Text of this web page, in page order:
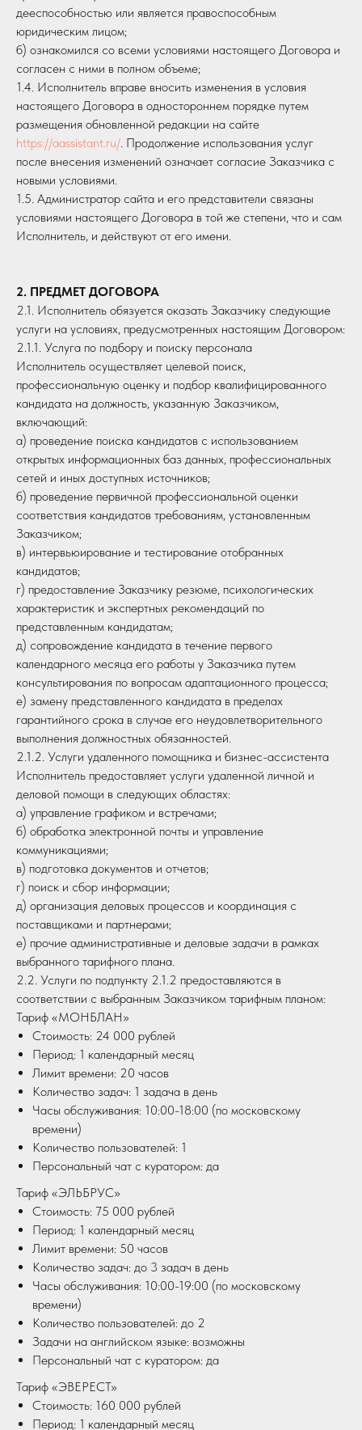
дееспособностью или является правоспособным
юридическим лицом;
б) ознакомился со всеми условиями настоящего Договора и
согласен с ними в полном объеме;
1.4. Исполнитель вправе вносить изменения в условия
настоящего Договора в одностороннем порядке путем
размещения обновленной редакции на сайте
https://aassistant.ru/. Продолжение использования услуг
после внесения изменений означает согласие Заказчика с
новыми условиями.
1.5. Администратор сайта и его представители связаны
условиями настоящего Договора в той же степени, что и сам
Исполнитель, и действуют от его имени.
2. ПРЕДМЕТ ДОГОВОРА
2.1. Исполнитель обязуется оказать Заказчику следующие
услуги на условиях, предусмотренных настоящим Договором:
2.1.1. Услуга по подбору и поиску персонала
Исполнитель осуществляет целевой поиск,
профессиональную оценку и подбор квалифицированного
кандидата на должность, указанную Заказчиком,
включающий:
а) проведение поиска кандидатов с использованием
открытых информационных баз данных, профессиональных
сетей и иных доступных источников;
б) проведение первичной профессиональной оценки
соответствия кандидатов требованиям, установленным
Заказчиком;
в) интервьюирование и тестирование отобранных
кандидатов;
г) предоставление Заказчику резюме, психологических
характеристик и экспертных рекомендаций по
представленным кандидатам;
д) сопровождение кандидата в течение первого
календарного месяца его работы у Заказчика путем
консультирования по вопросам адаптационного процесса;
е) замену представленного кандидата в пределах
гарантийного срока в случае его неудовлетворительного
выполнения должностных обязанностей.
2.1.2. Услуги удаленного помощника и бизнес-ассистента
Исполнитель предоставляет услуги удаленной личной и
деловой помощи в следующих областях:
а) управление графиком и встречами;
б) обработка электронной почты и управление
коммуникациями;
в) подготовка документов и отчетов;
г) поиск и сбор информации;
д) организация деловых процессов и координация с
поставщиками и партнерами;
е) прочие административные и деловые задачи в рамках
выбранного тарифного плана.
2.2. Услуги по подпункту 2.1.2 предоставляются в
соответствии с выбранным Заказчиком тарифным планом:
Тариф «МОНБЛАН»
Стоимость: 24 000 рублей
Период: 1 календарный месяц
Лимит времени: 20 часов
Количество задач: 1 задача в день
Часы обслуживания: 10:00-18:00 (по московскому
времени)
Количество пользователей: 1
Персональный чат с куратором: да
Тариф «ЭЛЬБРУС»
Стоимость: 75 000 рублей
Период: 1 календарный месяц
Лимит времени: 50 часов
Количество задач: до 3 задач в день
Часы обслуживания: 10:00-19:00 (по московскому
времени)
Количество пользователей: до 2
Задачи на английском языке: возможны
Персональный чат с куратором: да
Тариф «ЭВЕРЕСТ»
Стоимость: 160 000 рублей
Период: 1 календарный месяц